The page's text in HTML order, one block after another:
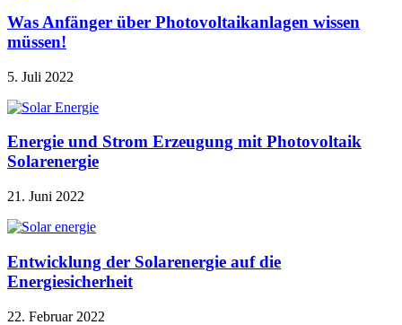
Was Anfänger über Photovoltaikanlagen wissen
müssen!
5. Juli 2022
Energie und Strom Erzeugung mit Photovoltaik
Solarenergie
21. Juni 2022
Entwicklung der Solarenergie auf die
Energiesicherheit
22. Februar 2022